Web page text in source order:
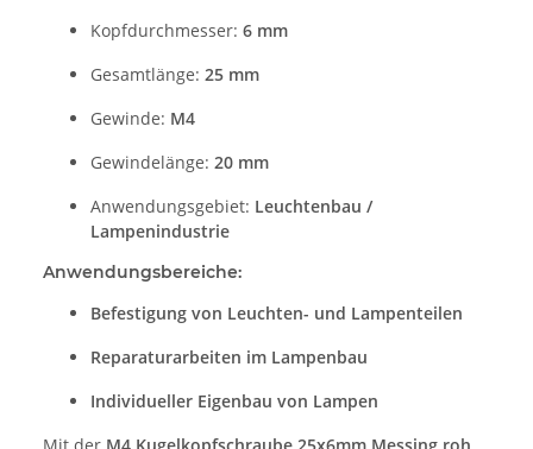
Kopfdurchmesser: 6 mm
Gesamtlänge: 25 mm
Gewinde: M4
Gewindelänge: 20 mm
Anwendungsgebiet: Leuchtenbau /
Lampenindustrie
Anwendungsbereiche:
Befestigung von Leuchten- und Lampenteilen
Reparaturarbeiten im Lampenbau
Individueller Eigenbau von Lampen